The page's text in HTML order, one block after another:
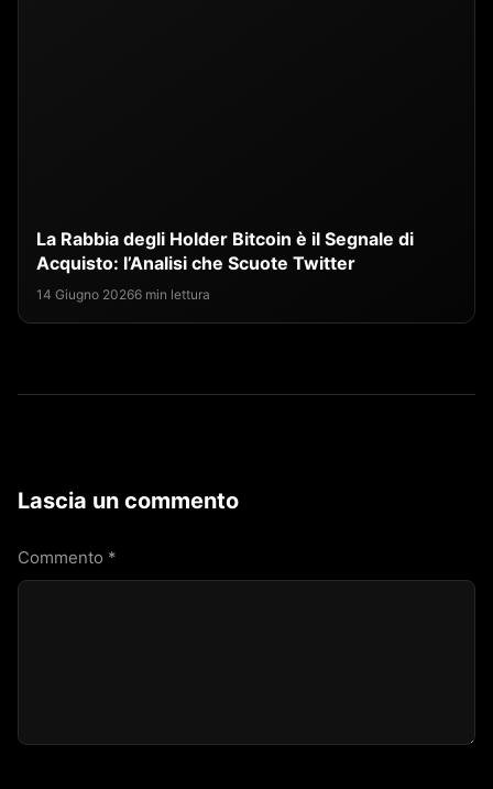
La Rabbia degli Holder Bitcoin è il Segnale di
Acquisto: l’Analisi che Scuote Twitter
14 Giugno 20266 min lettura
Lascia un commento
Commento *